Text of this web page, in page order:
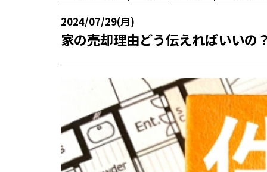
2024/07/29(月)
家の売却理由どう伝えればいいの